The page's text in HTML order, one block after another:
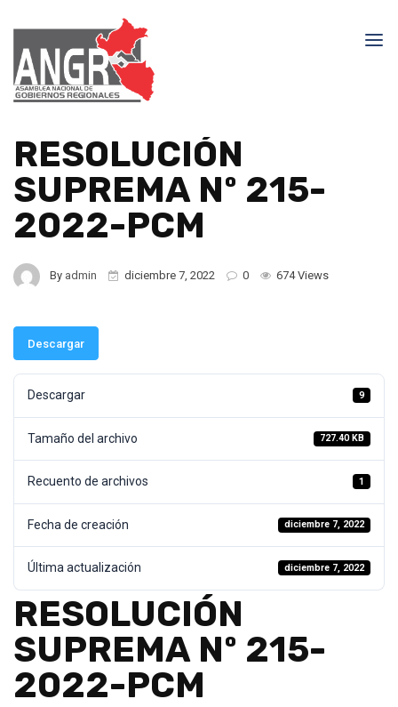
RESOLUCIÓN
SUPREMA Nº 215-
2022-PCM
By admin diciembre 7, 2022 0 674 Views
Descargar
Descargar 9
Tamaño del archivo 727.40 KB
Recuento de archivos 1
Fecha de creación diciembre 7, 2022
Última actualización diciembre 7, 2022
RESOLUCIÓN
SUPREMA Nº 215-
2022-PCM